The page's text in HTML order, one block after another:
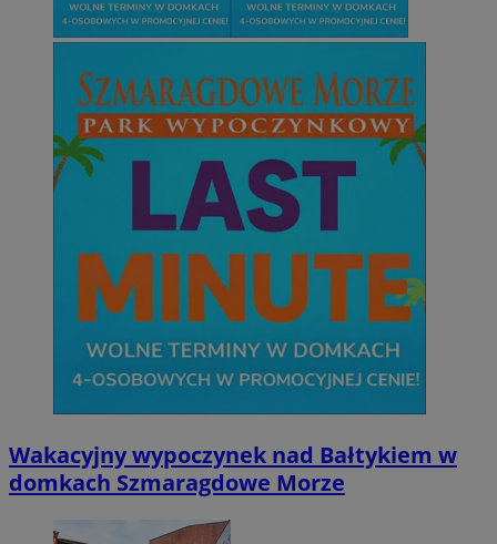
Wakacyjny wypoczynek nad Bałtykiem w
domkach Szmaragdowe Morze